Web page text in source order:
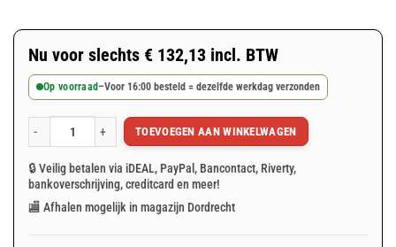
Nu voor slechts € 132,13 incl. BTW
Op voorraad –Voor 16:00 besteld = dezelfde werkdag verzonden
Grijs afdekzeil 10x15m 150gr/m² aantalTOEVOEGEN AAN WINKELWAGEN
🔒 Veilig betalen via iDEAL, PayPal, Bancontact, Riverty,
bankoverschrijving, creditcard en meer!
🏬 Afhalen mogelijk in magazijn Dordrecht